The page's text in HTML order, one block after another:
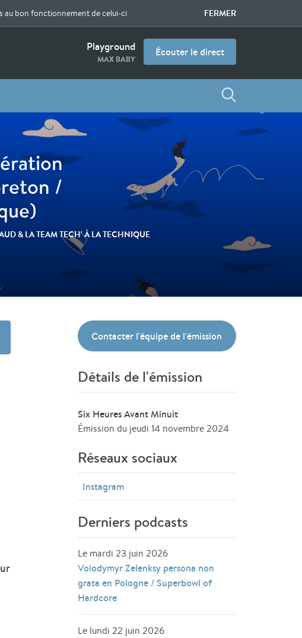
au bon fonctionnement de celui-ci FERMER
Playground
MAX BABY
Écouter le direct
/
& LA TEAM TECH' À LA TECHNIQUE
Contacter l'équipe de l'émission
Détails de l'émission
Six Heures Avant Minuit
Émission du jeudi 14 novembre 2024
Réseaux sociaux
Instagram
Derniers podcasts
Le mardi 23 juin 2026
Volodymyr Zelenksy persona non
grata en Pologne / Superbowl of
Hardcore
Le lundi 22 juin 2026